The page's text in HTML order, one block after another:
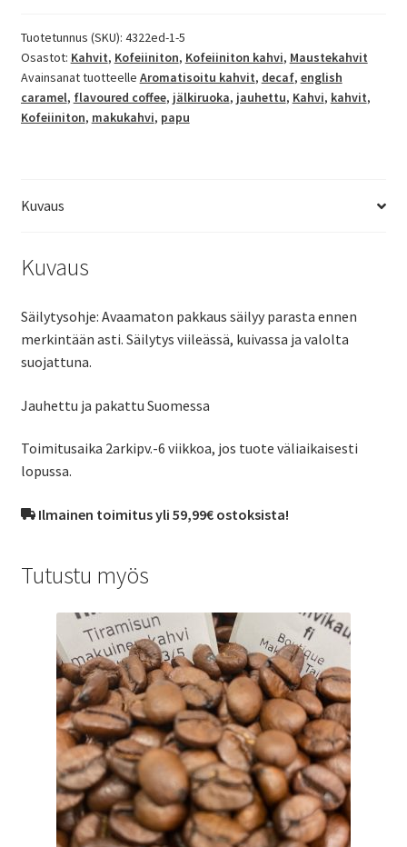
makukahvikahvi
määrä
Tuotetunnus (SKU): 4322ed-1-5
Osastot: Kahvit, Kofeiiniton, Kofeiiniton kahvi, Maustekahvit
Avainsanat tuotteelle Aromatisoitu kahvit, decaf, english
caramel, flavoured coffee, jälkiruoka, jauhettu, Kahvi, kahvit,
Kofeiiniton, makukahvi, papu
Kuvaus
Kuvaus
Säilytysohje: Avaamaton pakkaus säilyy parasta ennen
merkintään asti. Säilytys viileässä, kuivassa ja valolta
suojattuna.
Jauhettu ja pakattu Suomessa
Toimitusaika 2arkipv.-6 viikkoa, jos tuote väliaikaisesti
lopussa.
Ilmainen toimitus yli 59,99€ ostoksista!
Tutustu myös